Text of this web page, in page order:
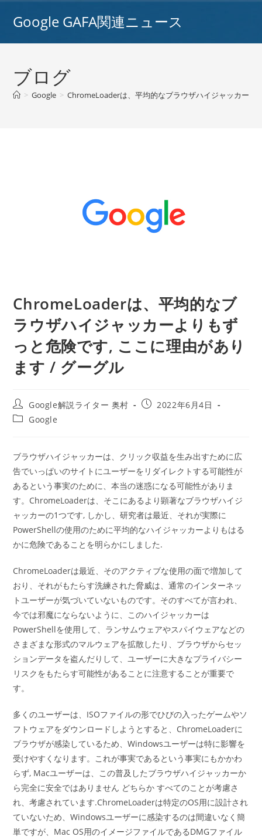
Google GAFA関連ニュース
ブログ
> Google > ChromeLoaderは、平均的なブラウザハイジャッカーよ
ChromeLoaderは、平均的なブ
ラウザハイジャッカーよりもず
っと危険です, ここに理由があり
ます / グーグル
投
稿
者:
Google解説ライター 奥村
投
2022年6月4日
投
テ
ゴ
リ
ー:
Google
ブラウザハイジャッカーは、クリック収益を生み出すために広
告でいっぱいのサイトにユーザーをリダイレクトする可能性が
あるという事実のために、本当の迷惑になる可能性がありま
す。ChromeLoaderは、そこにあるより顕著なブラウザハイジ
ャッカーの1つです, しかし、研究者は最近、それが実際に
PowerShellの使用のために平均的なハイジャッカーよりもはる
かに危険であることを明らかにしました.
ChromeLoaderは最近、そのアクティブな使用の面で増加して
おり、それがもたらす洗練された脅威は、通常のインターネッ
トユーザーが気づいていないものです。そのすべてが言われ、
今では邪魔にならないように、このハイジャッカーは
PowerShellを使用して、ランサムウェアやスパイウェアなどの
さまざまな形式のマルウェアを拡散したり、ブラウザからセッ
ションデータを盗んだりして、ユーザーに大きなプライバシー
リスクをもたらす可能性があることに注意することが重要で
す。
多くのユーザーは、ISOファイルの形でひびの入ったゲームやソ
フトウェアをダウンロードしようとすると、ChromeLoaderに
ブラウザが感染しているため、Windowsユーザーは特に影響を
受けやすくなります。これが事実であるという事実にもかかわ
らず, Macユーザーは、この普及したブラウザハイジャッカーか
ら完全に安全ではありません どちらか すべてのことが考慮さ
れ、考慮されています.ChromeLoaderは特定のOS用に設計され
ていないため、Windowsユーザーに感染するのは間違いなく簡
単ですが、Mac OS用のイメージファイルであるDMGファイル